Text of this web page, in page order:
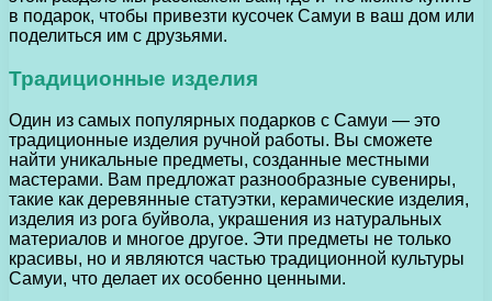
в подарок, чтобы привезти кусочек Самуи в ваш дом или
поделиться им с друзьями.
Традиционные изделия
Один из самых популярных подарков с Самуи — это
традиционные изделия ручной работы. Вы сможете
найти уникальные предметы, созданные местными
мастерами. Вам предложат разнообразные сувениры,
такие как деревянные статуэтки, керамические изделия,
изделия из рога буйвола, украшения из натуральных
материалов и многое другое. Эти предметы не только
красивы, но и являются частью традиционной культуры
Самуи, что делает их особенно ценными.